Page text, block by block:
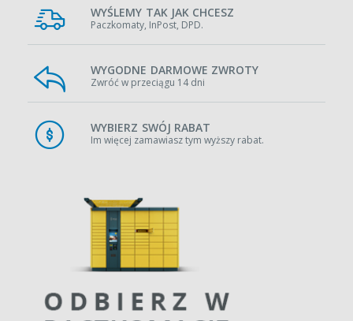
WYŚLEMY TAK JAK CHCESZ
Paczkomaty, InPost, DPD.
WYGODNE DARMOWE ZWROTY
Zwróć w przeciągu 14 dni
WYBIERZ SWÓJ RABAT
Im więcej zamawiasz tym wyższy rabat.